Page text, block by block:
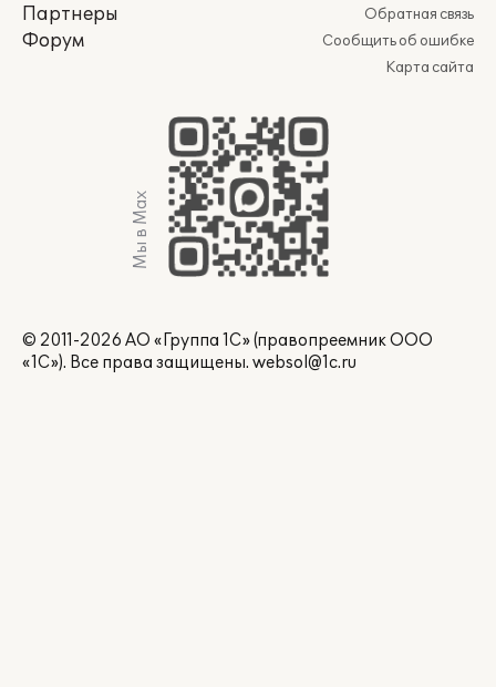
Партнеры
Форум
Обратная связь
Сообщить об ошибке
Карта сайта
Мы в Max
© 2011-2026 АО «Группа 1С» (правопреемник ООО
«1С»). Все права защищены. websol@1c.ru